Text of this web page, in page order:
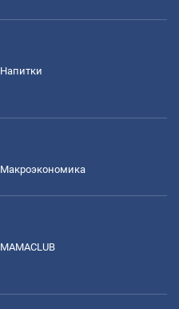
Напитки
Mакроэкономика
MAMACLUB